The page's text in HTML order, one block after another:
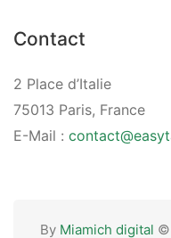
Contact
2 Place d’Italie
75013 Paris, France
E-Mail :
By Miamich digital ©